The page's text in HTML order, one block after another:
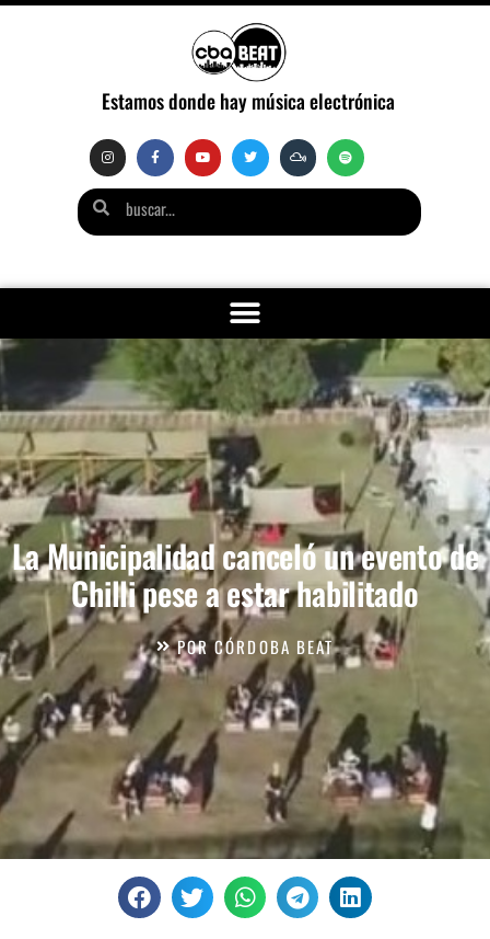
Estamos donde hay música electrónica
La Municipalidad canceló un evento de
Chilli pese a estar habilitado
PORCÓRDOBA BEAT